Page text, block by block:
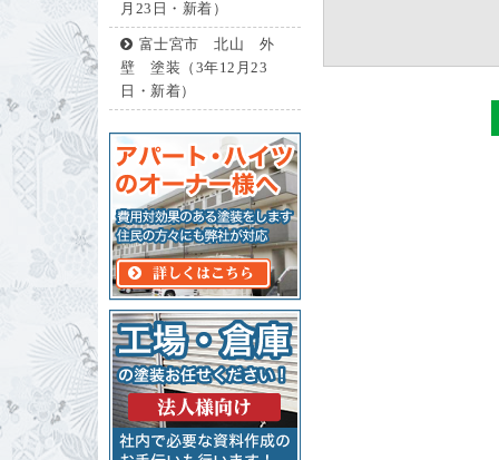
月23日・新着）
富士宮市 北山 外
壁 塗装（3年12月23
日・新着）